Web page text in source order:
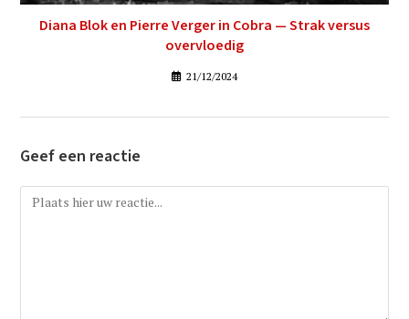
Diana Blok en Pierre Verger in Cobra — Strak versus
overvloedig
21/12/2024
Geef een reactie
Reactie